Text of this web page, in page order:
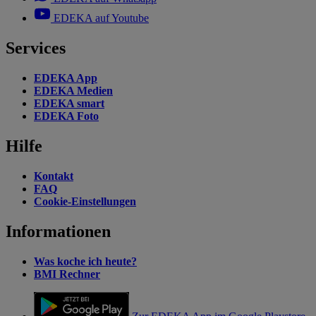
EDEKA auf Youtube
Services
EDEKA App
EDEKA Medien
EDEKA smart
EDEKA Foto
Hilfe
Kontakt
FAQ
Cookie-Einstellungen
Informationen
Was koche ich heute?
BMI Rechner